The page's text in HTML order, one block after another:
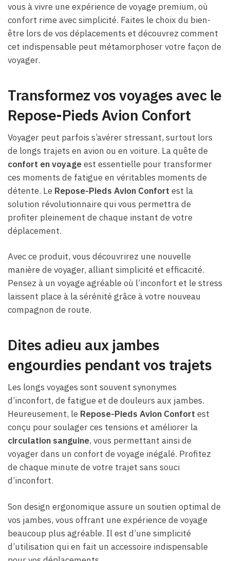
vous à vivre une expérience de voyage premium, où
confort rime avec simplicité. Faites le choix du bien-
être lors de vos déplacements et découvrez comment
cet indispensable peut métamorphoser votre façon de
voyager.
Transformez vos voyages avec le
Repose-Pieds Avion Confort
Voyager peut parfois s’avérer stressant, surtout lors
de longs trajets en avion ou en voiture. La quête de
confort en voyageest essentielle pour transformer
ces moments de fatigue en véritables moments de
détente. Le Repose-Pieds Avion Confort est la
solution révolutionnaire qui vous permettra de
profiter pleinement de chaque instant de votre
déplacement.
Avec ce produit, vous découvrirez une nouvelle
manière de voyager, alliant simplicité et efficacité.
Pensez à un voyage agréable où l’inconfort et le stress
laissent place à la sérénité grâce à votre nouveau
compagnon de route.
Dites adieu aux jambes
engourdies pendant vos trajets
Les longs voyages sont souvent synonymes
d’inconfort, de fatigue et de douleurs aux jambes.
Heureusement, le Repose-Pieds Avion Confort est
conçu pour soulager ces tensions et améliorer la
circulation sanguine, vous permettant ainsi de
voyager dans un confort de voyage inégalé. Profitez
de chaque minute de votre trajet sans souci
d’inconfort.
Son design ergonomique assure un soutien optimal de
vos jambes, vous offrant une expérience de voyage
beaucoup plus agréable. Il est d’une simplicité
d’utilisation qui en fait un accessoire indispensable